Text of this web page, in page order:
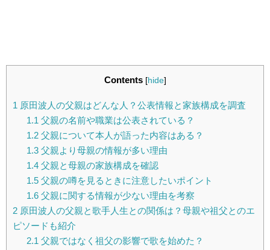
Contents [hide]
1 原田波人の父親はどんな人？公表情報と家族構成を調査
1.1 父親の名前や職業は公表されている？
1.2父親について本人が語った内容はある？
1.3父親より母親の情報が多い理由
1.4父親と母親の家族構成を確認
1.5父親の噂を見るときに注意したいポイント
1.6父親に関する情報が少ない理由を考察
2 原田波人の父親と歌手人生との関係は？母親や祖父とのエ
ピソードも紹介
2.1 父親ではなく祖父の影響で歌を始めた？